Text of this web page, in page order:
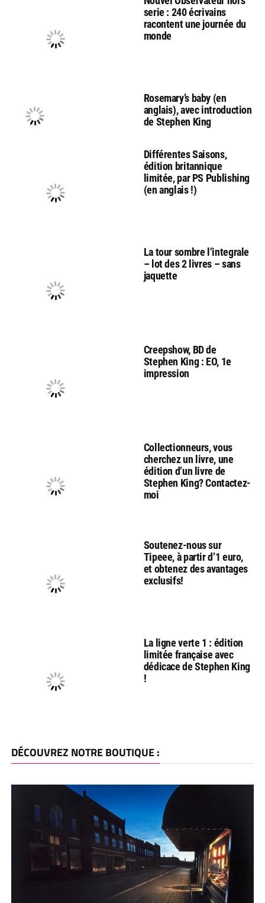
serie : 240 écrivains
racontent une journée du
monde
Rosemary’s baby (en
anglais), avec introduction
de Stephen King
Différentes Saisons,
édition britannique
limitée, par PS Publishing
(en anglais !)
La tour sombre l’integrale
– lot des 2 livres – sans
jaquette
Creepshow, BD de
Stephen King : EO, 1e
impression
Collectionneurs, vous
cherchez un livre, une
édition d’un livre de
Stephen King? Contactez-
moi
Soutenez-nous sur
Tipeee, à partir d’1 euro,
et obtenez des avantages
exclusifs!
La ligne verte 1 : édition
limitée française avec
dédicace de Stephen King
!
DÉCOUVREZ NOTRE BOUTIQUE :